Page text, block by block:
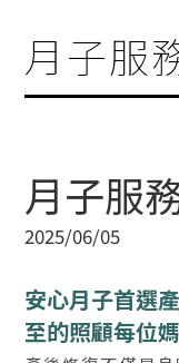
月子服
月子服
2025/06/05
安心月子首選
至的照顧每位